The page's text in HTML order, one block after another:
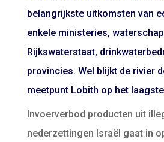
belangrijkste uitkomsten van
enkele ministeries,
Rijkswaterstaat,
provincies. Wel blijkt de rivier
meetpunt Lobith op het
Invoerverbod producten uit
nederzettingen Israël gaat in